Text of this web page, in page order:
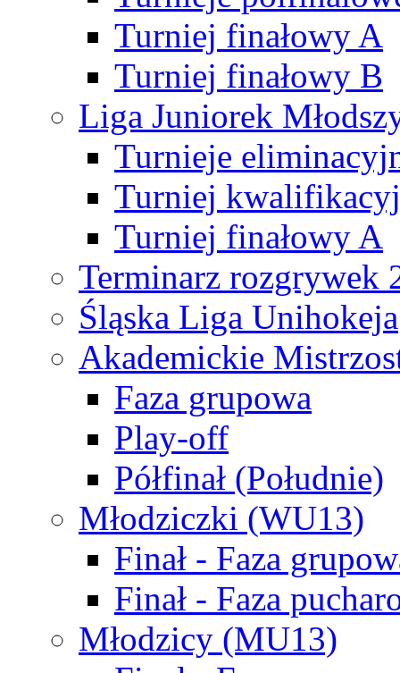
Turniej finałowy A
Turniej finałowy B
Liga Juniorek
Turnieje
Turniej
Turniej finałowy A
Terminarz rozgrywek
Śląska Liga Unihokeja
Akademickie
Faza grupowa
Play-off
Półfinał (Południe)
Młodziczki (WU13)
Finał - Faza
Finał - Faza
Młodzicy (MU13)